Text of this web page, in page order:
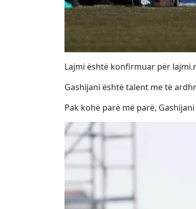
Lajmi është konfirmuar për
Gashijani është talent me të
Pak kohë parë më parë,